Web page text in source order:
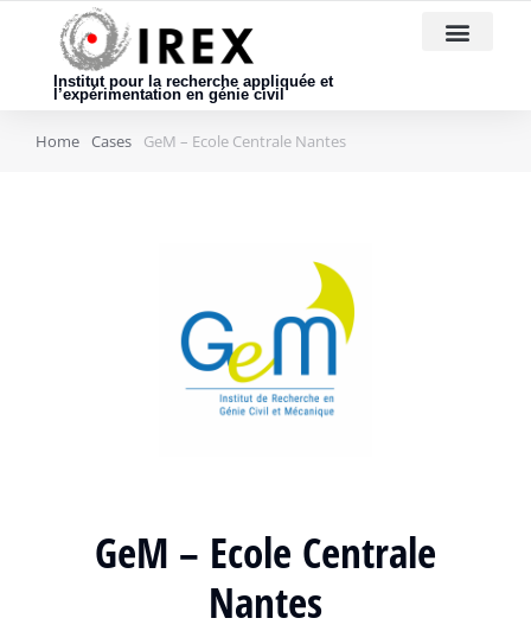
Institut pour la recherche appliquée et
l’expérimentation en génie civil
Home Cases GeM – Ecole Centrale Nantes
GeM – Ecole Centrale
Nantes